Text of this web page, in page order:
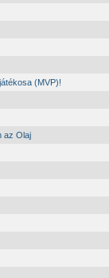
(MVP)!
az Olaj